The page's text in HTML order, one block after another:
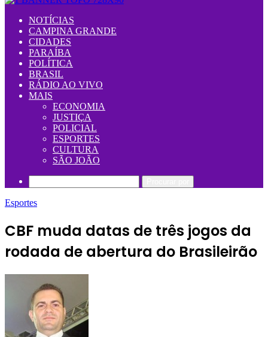
NOTÍCIAS
CAMPINA GRANDE
CIDADES
PARAÍBA
POLÍTICA
BRASIL
RÁDIO AO VIVO
MAIS
ECONOMIA
JUSTIÇA
POLICIAL
ESPORTES
CULTURA
SÃO JOÃO
Esportes
CBF muda datas de três jogos da
rodada de abertura do Brasileirão